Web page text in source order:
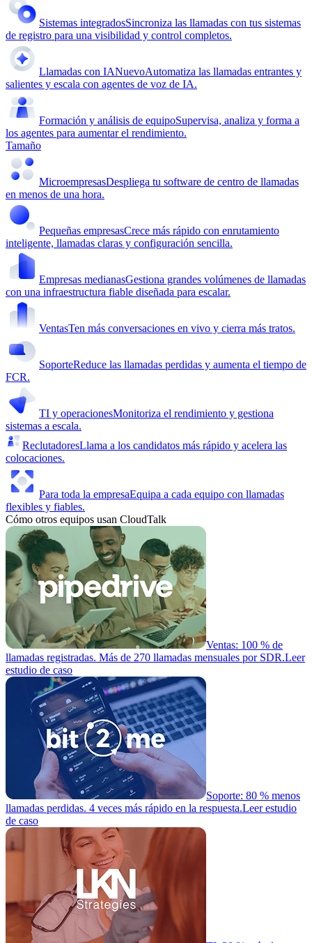
Sistemas integradosSincroniza las llamadas con tus sistemas
de registro para una visibilidad y control completos.
Llamadas con IANuevoAutomatiza las llamadas entrantes y
salientes y escala con agentes de voz de IA.
Formación y análisis de equipoSupervisa, analiza y forma a
los agentes para aumentar el rendimiento.
Tamaño
MicroempresasDespliega tu software de centro de llamadas
en menos de una hora.
Pequeñas empresasCrece más rápido con enrutamiento
inteligente, llamadas claras y configuración sencilla.
Empresas medianasGestiona grandes volúmenes de llamadas
con una infraestructura fiable diseñada para escalar.
VentasTen más conversaciones en vivo y cierra más tratos.
SoporteReduce las llamadas perdidas y aumenta el tiempo de
FCR.
TI y operacionesMonitoriza el rendimiento y gestiona
sistemas a escala.
ReclutadoresLlama a los candidatos más rápido y acelera las
colocaciones.
Para toda la empresaEquipa a cada equipo con llamadas
flexibles y fiables.
Cómo otros equipos usan CloudTalk
Ventas: 100 % de
llamadas registradas. Más de 270 llamadas mensuales por SDR.Leer
estudio de caso
Soporte: 80 % menos
llamadas perdidas. 4 veces más rápido en la respuesta.Leer estudio
de caso